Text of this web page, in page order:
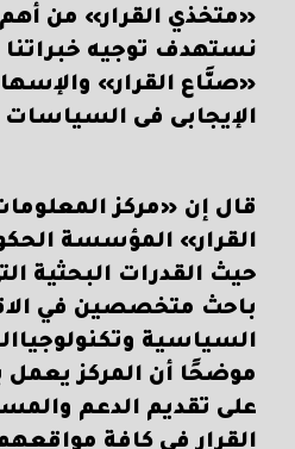
«متخذي القرار» من أهم
نستهدف توجيه خبراتنا
«صنَّاع القرار»
الإيجابى فى
قال إن «مركز
القرار» المؤسسة
باحث متخصصين في
السياسية
موضحًا أن المركز
على تقديم الدعم
القرار في كافة